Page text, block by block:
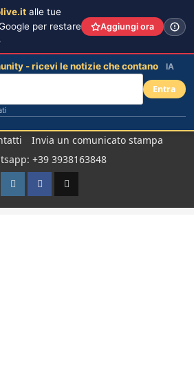
Invia un comunicato stampa
+39 3938163848
InstagramFacebook
TikTok
alle tue
per restare
Aggiungi ora
- ricevi le notizie che contano IA
Entra